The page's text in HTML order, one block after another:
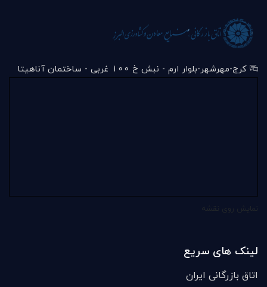
کرج-مهرشهر-بلوار ارم - نبش خ 100 غربی - ساختمان آناهیتا
لینک های سریع
اتاق بازرگانی ایران